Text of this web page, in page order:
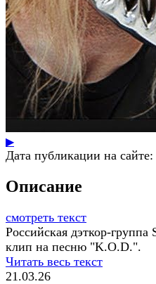
▶
Дата публикации на сайте:
Описание
смотреть текст
Российская дэткор-
клип на песню "K.O.D.".
Читать весь текст
21.03.26